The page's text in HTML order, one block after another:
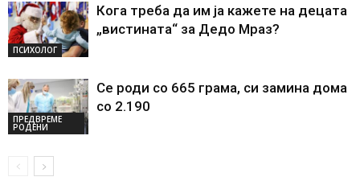
ПСИХОЛОГ
Кога треба да им ја кажете на децата
„вистината“ за Дедо Мраз?
ПРЕДВРЕМЕ
РОДЕНИ
Се роди со 665 грама, си замина дома
со 2.190